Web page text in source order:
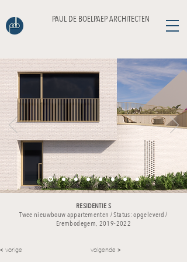
PAUL DE BOELPAEP ARCHITECTEN
RESIDENTIE S
Twee nieuwbouw appartementen /Status: opgeleverd /
Erembodegem, 2019-2022
< vorige volgende >